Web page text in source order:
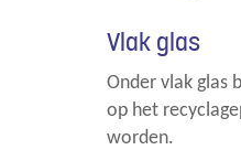
Vlak glas
Onder vlak glas
op het
worden.